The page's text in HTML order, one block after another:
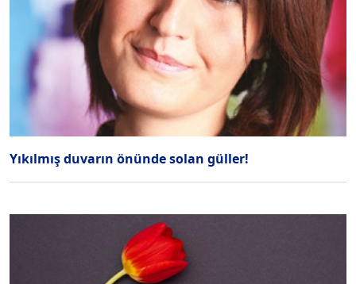
Yıkılmış duvarın önünde solan güller!